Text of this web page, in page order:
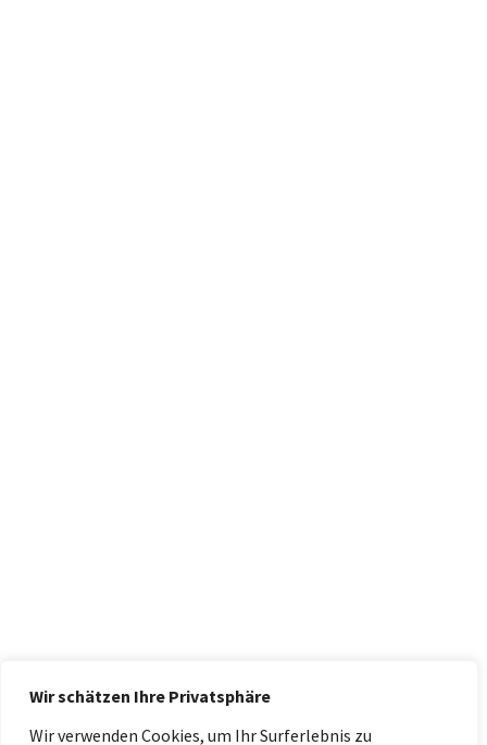
Wir schätzen Ihre Privatsphäre
Wir verwenden Cookies, um Ihr Surferlebnis zu